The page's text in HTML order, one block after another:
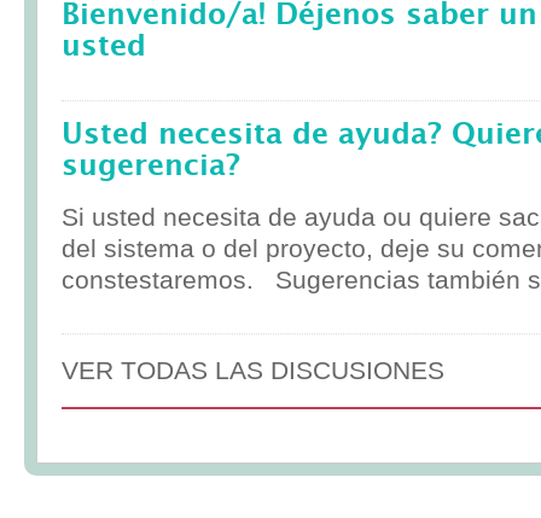
Bienvenido/a! Déjenos saber
usted
Usted necesita de ayuda?
sugerencia?
Si usted necesita de ayuda ou quiere
del sistema o del proyecto, deje su
constestaremos. Sugerencias también
VER TODAS LAS DISCUSIONES